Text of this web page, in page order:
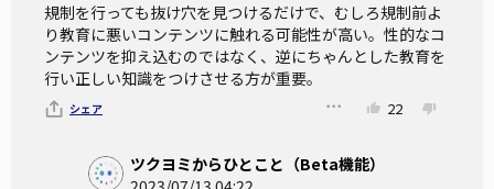
規制を行っても抜け穴を見つけるだけで、むしろ規制前よ
り教育に悪いコンテンツに触れる可能性が高い。性的なコ
ンテンツを抑え込むのではなく、逆にちゃんとした教育を
行い正しい知識をつけさせる方が重要。
シェア 22
ツクヨミからひとこと（Beta機能）